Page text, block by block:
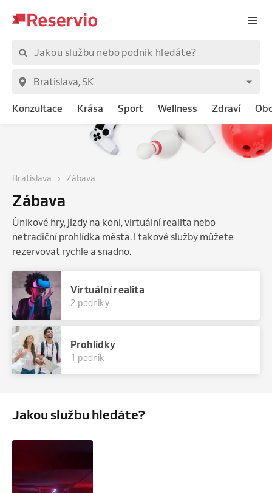
Konzultace Krása Sport Wellness Zdraví
Bratislava Zábava
Zábava
Únikové hry, jízdy na koni, virtuální realita nebo
netradiční prohlídka města. I takové služby můžete
rezervovat rychle a snadno.
Virtuální realita
2 podniky
Prohlídky
1 podnik
Jakou službu hledáte?